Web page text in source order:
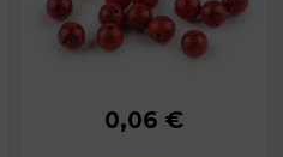
Priemer:
8 mm
0,06 €